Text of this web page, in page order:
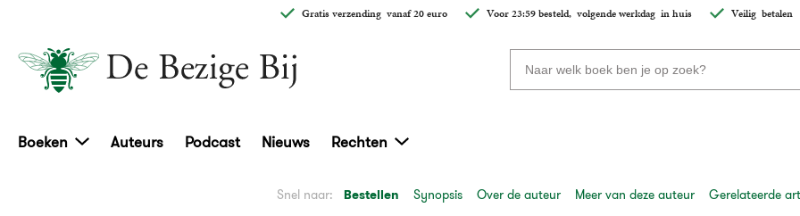
Gratis verzendingvanaf 20 euro Voor 23:59 besteld, volgende werkdagin huis Veiligbetalen
Zoeken
naar
Boeken Auteurs Podcast Nieuws Rechten
Snel naar: Bestellen Synopsis Over de auteur Meer van deze auteur Gerelateerde